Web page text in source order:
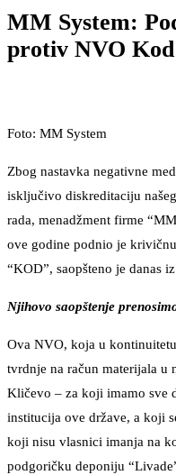
MM System:
protiv NVO Kod
Foto: MM System
Zbog nastavka negativne
isključivo diskreditaciju
rada, menadžment firme
ove godine podnio je
“KOD”, saopšteno je danas
Njihovo saopštenje
Ova NVO, koja u
tvrdnje na račun materijala u
Kličevo – za koji imamo sve
institucija ove države, a koji
koji nisu vlasnici imanja na
podgoričku deponiju